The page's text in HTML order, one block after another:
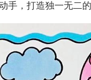
手，打造独一无二